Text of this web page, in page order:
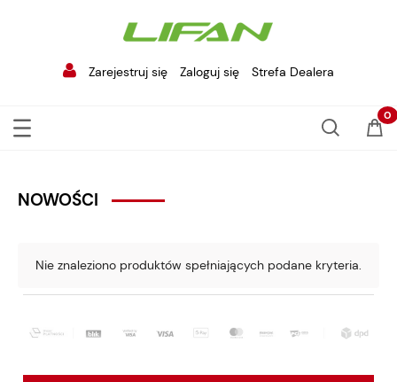
Zarejestruj się Zaloguj się Strefa Dealera
NOWOŚCI
Nie znaleziono produktów spełniających podane kryteria.